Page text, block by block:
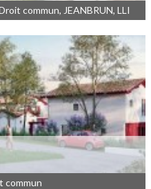
commun, JEANBRUN, LLI
commun